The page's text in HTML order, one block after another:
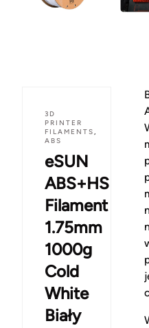
3D
PRINTER
FILAMENTS,
ABS
eSUN
ABS+HS
Filament
1.75mm
1000g
Cold
White
Biały